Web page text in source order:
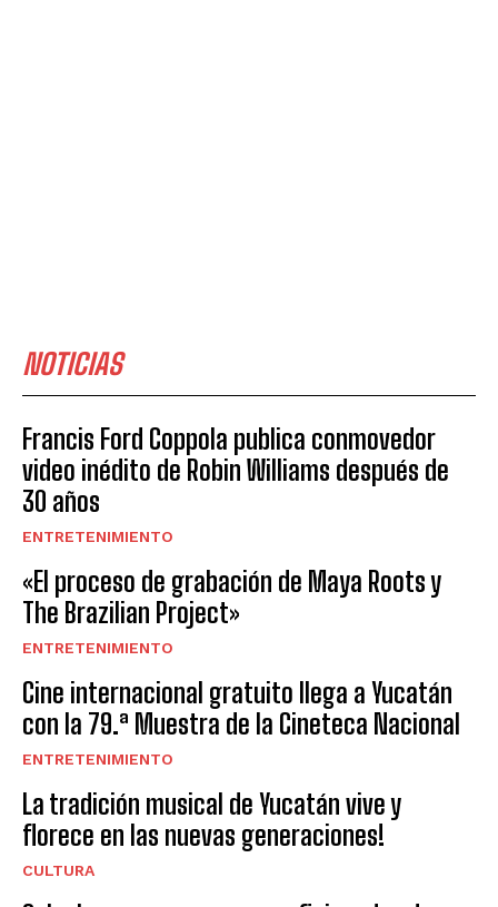
NOTICIAS
Francis Ford Coppola publica conmovedor
video inédito de Robin Williams después de
30 años
ENTRETENIMIENTO
«El proceso de grabación de Maya Roots y
The Brazilian Project»
ENTRETENIMIENTO
Cine internacional gratuito llega a Yucatán
con la 79.ª Muestra de la Cineteca Nacional
ENTRETENIMIENTO
La tradición musical de Yucatán vive y
florece en las nuevas generaciones!
CULTURA